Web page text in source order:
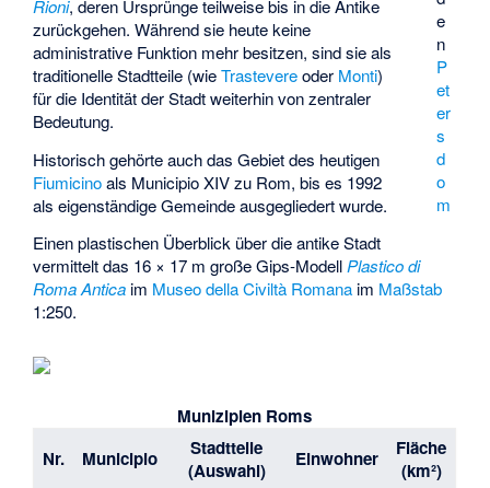
e
n
P
et
er
s
d
o
m
Rioni, deren Ursprünge teilweise bis in die Antike
zurückgehen. Während sie heute keine
administrative Funktion mehr besitzen, sind sie als
traditionelle Stadtteile (wieTrastevereoder Monti)
für die Identität der Stadt weiterhin von zentraler
Bedeutung.
Historisch gehörte auch das Gebiet des heutigen
Fiumicinoals Municipio XIV zu Rom, bis es 1992
als eigenständige Gemeinde ausgegliedert wurde.
Einen plastischen Überblick über die antike Stadt
vermittelt das 16 × 17 m große Gips-ModellPlastico di
Roma Antica im Museo della Civiltà Romana im Maßstab
1:250.
Munizipien Roms
Nr.
Municipio
Stadtteile
(Auswahl)
Einwohner
Fläche
(km²)